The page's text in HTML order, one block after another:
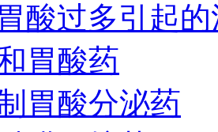
酸过多引起
胃酸药
胃酸分泌药